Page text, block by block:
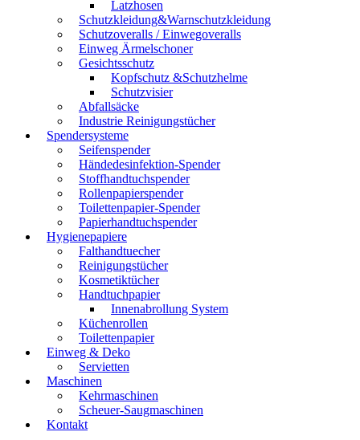
Latzhosen
Schutzkleidung&Warnschutzkleidung
Schutzoveralls / Einwegoveralls
Einweg Ärmelschoner
Gesichtsschutz
Kopfschutz &Schutzhelme
Schutzvisier
Abfallsäcke
Industrie Reinigungstücher
Spendersysteme
Seifenspender
Händedesinfektion-Spender
Stoffhandtuchspender
Rollenpapierspender
Toilettenpapier-Spender
Papierhandtuchspender
Hygienepapiere
Falthandtuecher
Reinigungstücher
Kosmetiktücher
Handtuchpapier
Innenabrollung System
Küchenrollen
Toilettenpapier
Einweg & Deko
Servietten
Maschinen
Kehrmaschinen
Scheuer-Saugmaschinen
Kontakt